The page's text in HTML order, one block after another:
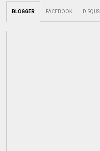
BLOGGER FACEBOOK DISQUS